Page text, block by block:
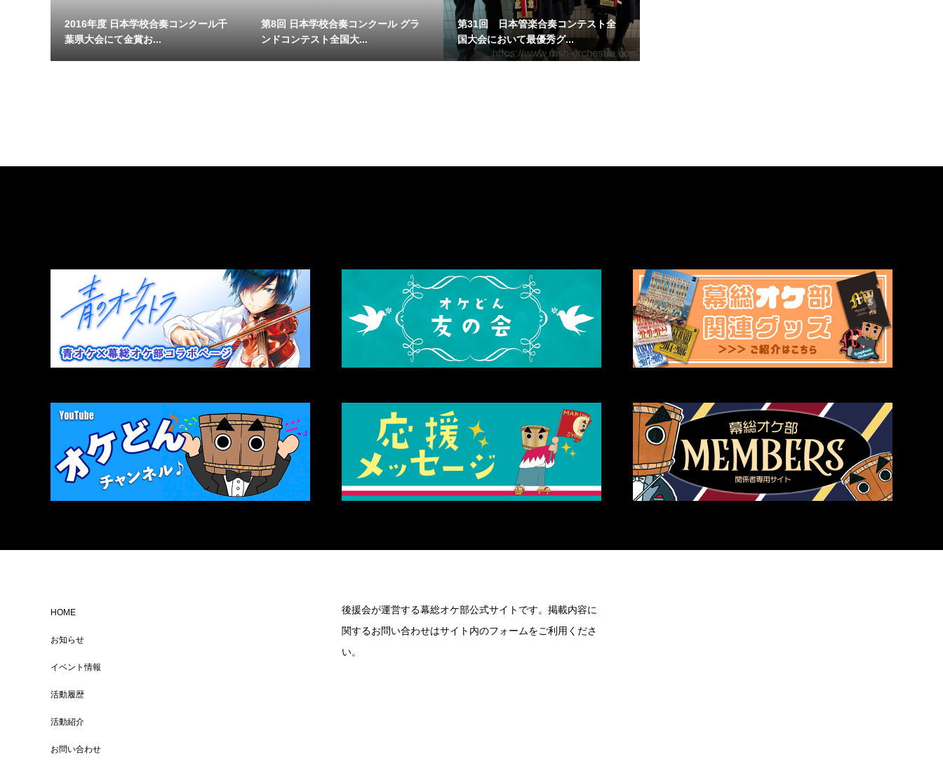
2016年度 日本学校合奏コンクール千
葉県大会にて金賞お...
第8回 日本学校合奏コンクール グラ
ンドコンテスト全国大...
第31回 日本管楽合奏コンテスト全
国大会において最優秀グ...
HOME
お知らせ
イベント情報
活動履歴
活動紹介
お問い合わせ
後援会が運営する幕総オケ部公式サイトです。掲載内容に
関するお問い合わせはサイト内のフォームをご利用くださ
い。